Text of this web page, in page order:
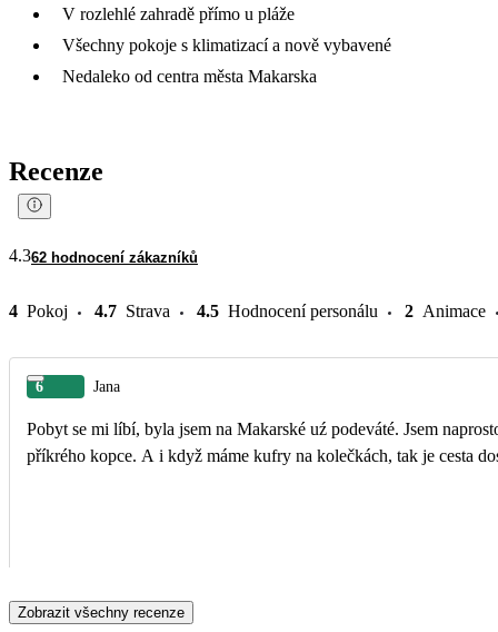
V rozlehlé zahradě přímo u pláže
Všechny pokoje s klimatizací a nově vybavené
Nedaleko od centra města Makarska
Recenze
4.362 hodnocení zákazníků
4 Pokoj 4.7 Strava 4.5 Hodnocení personálu 2 Animace
6 Jana
Pobyt se mi líbí, byla jsem na Makarské uź podeváté. Jsem
příkrého kopce. A i když máme kufry na kolečkách, tak je cesta
Zobrazit všechny recenze